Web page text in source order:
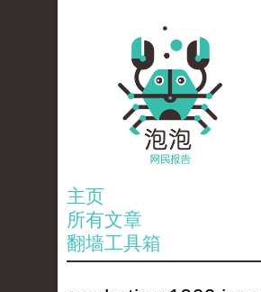
主页
所有文章
翻墙工具箱